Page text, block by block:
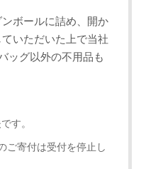
ボールに詰め、開か
いただいた上で当社
ッグ以外の不用品も
す。
ご寄付は受付を停止し